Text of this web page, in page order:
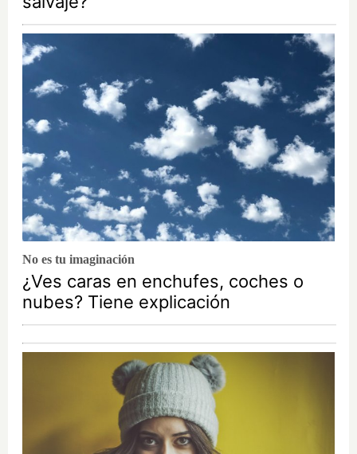
No es tu imaginación
¿Ves caras en enchufes, coches o
nubes? Tiene explicación